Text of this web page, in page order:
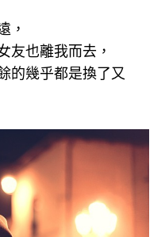
，
友也離我而去，
的幾乎都是換了又